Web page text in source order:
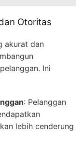
Otoritas
akurat dan
Ini
: Pelanggan
lebih cenderung